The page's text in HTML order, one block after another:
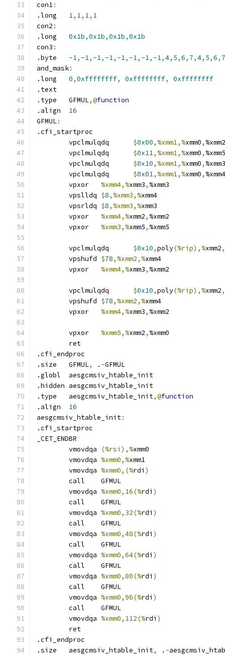
con1:
1, 1, 1, 1
con2 :
0x1b,0x1b,0x1b,0x1b
con3 :
-1, -1, -1, -1, -1, -1, -1, -1,4, 5,6, 7,4, 5,6, 7
and_mask:
0,0xffffffff, 0xffffffff,
0xffffffff
.type	GFMUL,@function
16
GFMUL:
$0x00,%xmm1,%xmm0, %xmm2
$0x11,%xmm1,%xmm0, %xmm5
$0x10,%xmm1,%xmm0, %xmm3
$0x01,%xmm1,%xmm0, %xmm4
%xmm4,%xmm3, %xmm3
$8,%xmm3,%xmm4
$8,%xmm3,%xmm3
%xmm4,%xmm2, %xmm2
%xmm3,%xmm5, %xmm5
$0x10,poly(%rip),%xmm2,
$78,%xmm2,%xmm4
%xmm4,%xmm3, %xmm2
$0x10,poly(%rip),%xmm2,
$78,%xmm2,%xmm4
%xmm4,%xmm3, %xmm2
%xmm5,%xmm2, %xmm0
	ret
.size	GFMUL, . -GFMUL
.globl	aesgcmsiv_htable_init
.hidden aesgcmsiv_htable_init
.type	aesgcmsiv_htable_init,@function
16
aesgcmsiv_htable_init:
_CET_ENDBR
(%rsi),%xmm0
%xmm0,%xmm1
%xmm0,(%rdi )
	call	GFMUL
%xmm0,16(%rdi )
	call	GFMUL
%xmm0,32(%rdi )
	call	GFMUL
%xmm0,48(%rdi )
	call	GFMUL
%xmm0,64(%rdi )
	call	GFMUL
%xmm0,80(%rdi )
	call	GFMUL
%xmm0,96(%rdi )
	call	GFMUL
%xmm0,112(%rdi )
	ret
.size	aesgcmsiv_htable_init, . -